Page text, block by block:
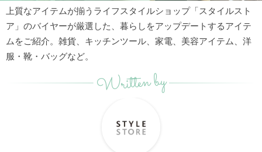
上質なアイテムが揃うライフスタイルショップ「スタイルスト
ア」のバイヤーが厳選した、暮らしをアップデートするアイテ
ムをご紹介。雑貨、キッチンツール、家電、美容アイテム、洋
服・靴・バッグなど。
Written by